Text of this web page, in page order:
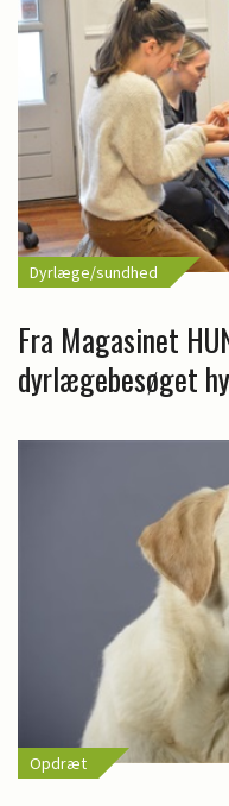
Dyrlæge/sundhed
Fra Magasinet
dyrlægebesøget
Opdræt